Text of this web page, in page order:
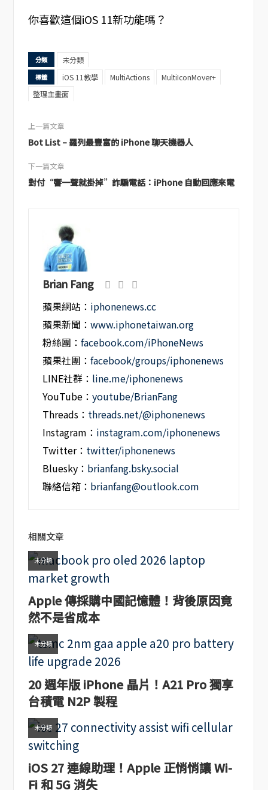
你喜歡這個iOS 11新功能嗎？
分類 未分類
標籤 iOS 11教學 MultiActions
MultiIconMover+
整理主畫面
上一篇文章
Bot List – 羅列最豐富的 iPhone 聊天機器人
下一篇文章
對付“響一聲就掛掉”詐騙電話：iPhone 自動回應來電
Brian Fang
蘋果網站： iphonenews.cc
蘋果新聞：www.iphonetaiwan.org
粉絲團：facebook.com/iPhoneNews
蘋果社團：facebook/groups/iphonenews
LINE社群： line.me/iphonenews
YouTube：youtube/BrianFang
Threads： threads.net/@iphonenews
Instagram： instagram.com/iphonenews
Twitter： twitter/iphonenews
Bluesky： brianfang.bsky.social
聯絡信箱： brianfang@outlook.com
相關文章
未分類
Apple 傳採購中國記憶體！背後原因竟
然不是省成本
未分類
20 週年版 iPhone 晶片！A21 Pro 獨享
台積電 N2P 製程
未分類
iOS 27 連線助理！Apple 正悄悄讓 Wi-
Fi 和 5G 消失